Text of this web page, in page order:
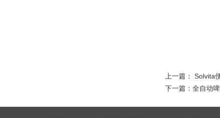
上一篇： Solvita
下一篇： 全自动